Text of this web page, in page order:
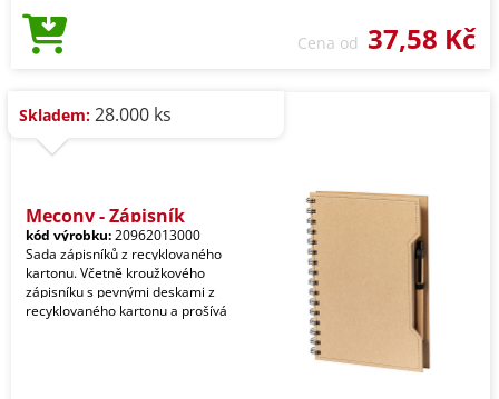
Cena od 37,58 Kč
Skladem: 28.000 ks
Mecony - Zápisník
kód výrobku:20962013000
Sada zápisníků z recyklovaného
kartonu. Včetně kroužkového
zápisníku s pevnými deskami z
recyklovaného kartonu a prošívá